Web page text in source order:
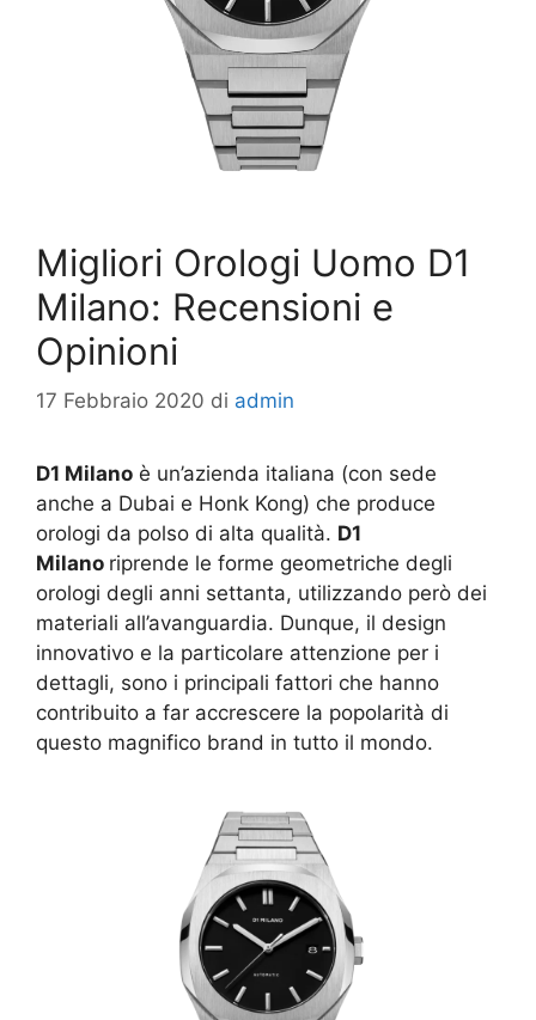
Migliori Orologi Uomo D1
Milano: Recensioni e
Opinioni
17 Febbraio 2020 di admin
D1 Milano è un’azienda italiana (con sede
anche a Dubai e Honk Kong) che produce
orologi da polso di alta qualità. D1
Milano riprende le forme geometriche degli
orologi degli anni settanta, utilizzando però dei
materiali all’avanguardia. Dunque, il design
innovativo e la particolare attenzione per i
dettagli, sono i principali fattori che hanno
contribuito a far accrescere la popolarità di
questo magnifico brand in tutto il mondo.